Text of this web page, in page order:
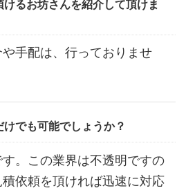
けるお坊さんを紹介して頂けま
手配は、行っておりませ
けでも可能でしょうか？
す。この業界は不透明ですの
依頼を頂ければ迅速に対応